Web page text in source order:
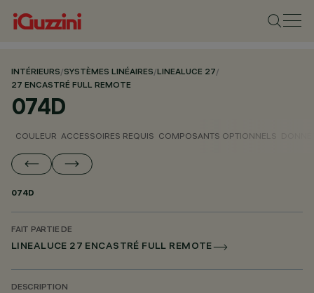
INTÉRIEURS/SYSTÈMES LINÉAIRES/LINEALUCE 27/
27 ENCASTRÉ FULL REMOTE
074D
COULEUR ACCESSOIRES REQUIS COMPOSANTS OPTIONNELS
074D
FAIT PARTIE DE
LINEALUCE 27 ENCASTRÉ FULL REMOTE
DESCRIPTION